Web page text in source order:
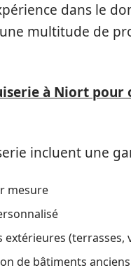
dans le
multitude de
à Niort pour
incluent une
mesure
(terrasses,
de bâtiments anciens